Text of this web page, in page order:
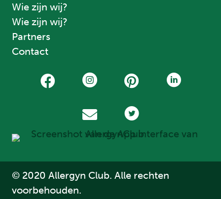
Wie zijn wij?
Wie zijn wij?
Partners
Contact
© 2020 Allergyn Club. Alle rechten
voorbehouden.